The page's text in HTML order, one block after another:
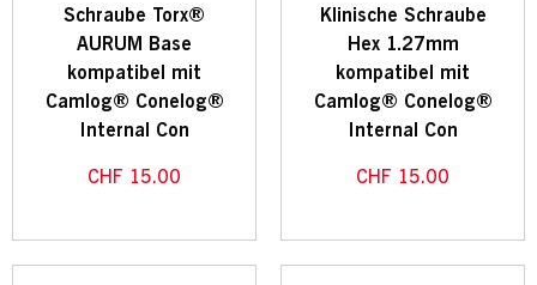
Schraube Torx®
AURUM Base
kompatibel mit
Camlog® Conelog®
Internal Con
CHF 15.00
Klinische Schraube
Hex 1.27mm
kompatibel mit
Camlog® Conelog®
Internal Con
CHF 15.00